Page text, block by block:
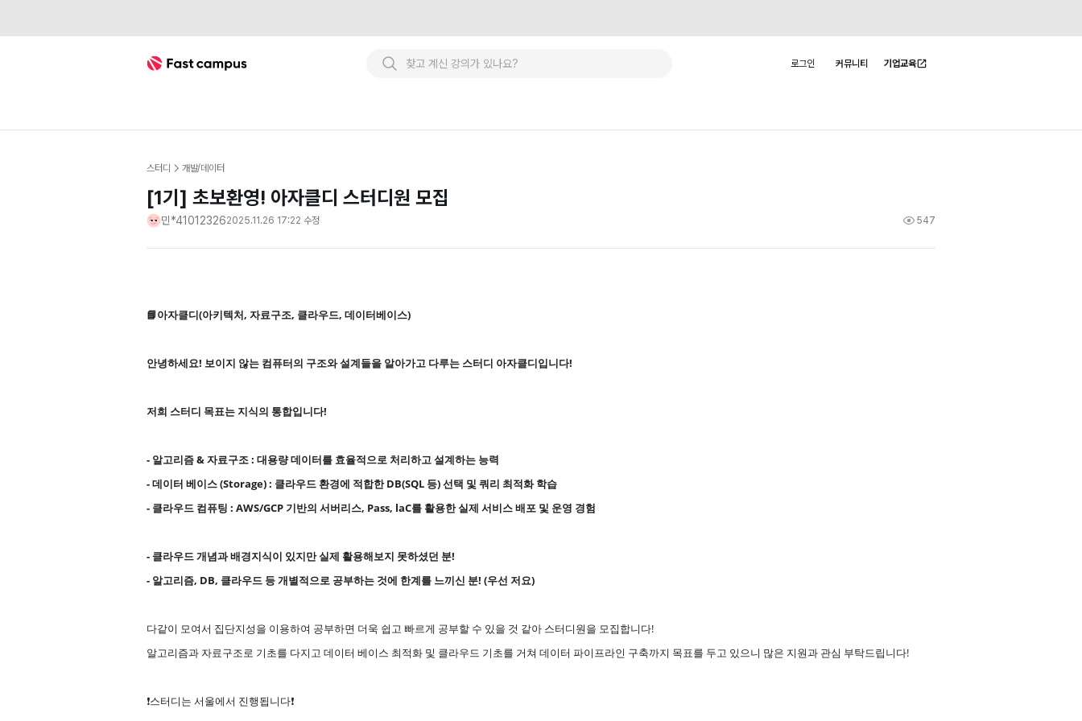
Fast Campus 로그인 커뮤니티 기업교육
스터디 개발/데이터
[1기] 초보환영! 아자클디 스터디원 모집
민*410123262025.11.26 17:22 수정 547
📘아자클디(아키텍처, 자료구조, 클라우드, 데이터베이스)
안녕하세요! 보이지 않는 컴퓨터의 구조와 설계들을 알아가고 다루는 스터디 아자클디입니다!
저희 스터디 목표는 지식의 통합입니다!
- 알고리즘 & 자료구조 : 대용량 데이터를 효율적으로 처리하고 설계하는 능력
- 데이터 베이스 (Storage) : 클라우드 환경에 적합한 DB(SQL 등) 선택 및 쿼리 최적화 학습
- 클라우드 컴퓨팅 : AWS/GCP 기반의 서버리스, Pass, laC를 활용한 실제 서비스 배포 및 운영 경험
- 클라우드 개념과 배경지식이 있지만 실제 활용해보지 못하셨던 분!
- 알고리즘, DB, 클라우드 등 개별적으로 공부하는 것에 한계를 느끼신 분! (우선 저요)
다같이 모여서 집단지성을 이용하여 공부하면 더욱 쉽고 빠르게 공부할 수 있을 것 같아 스터디원을 모집합니다!
알고리즘과 자료구조로 기초를 다지고 데이터 베이스 최적화 및 클라우드 기초를 거쳐 데이터 파이프라인 구축까지 목표를 두고 있으니 많은 지원과 관심 부탁드립니다!
❗️스터디는 서울에서 진행됩니다❗️